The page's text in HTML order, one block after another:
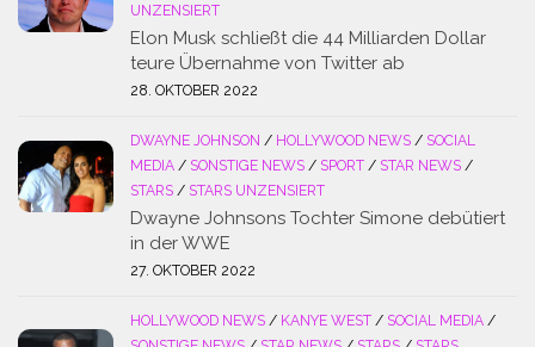
UNZENSIERT
Elon Musk schließt die 44 Milliarden Dollar
teure Übernahme von Twitter ab
28. OKTOBER 2022
DWAYNE JOHNSON / HOLLYWOOD NEWS / SOCIAL
MEDIA / SONSTIGE NEWS / SPORT / STAR NEWS /
STARS / STARS UNZENSIERT
Dwayne Johnsons Tochter Simone debütiert
in der WWE
27. OKTOBER 2022
HOLLYWOOD NEWS / KANYE WEST / SOCIAL MEDIA /